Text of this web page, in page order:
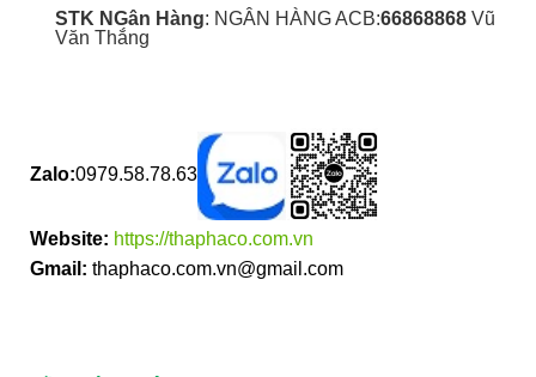
STK NGân Hàng: NGÂN HÀNG ACB:66868868Vũ
Văn Thắng
Zalo:0979.58.78.63
Website: https://thaphaco.com.vn
Gmail: thaphaco.com.vn@gmail.com